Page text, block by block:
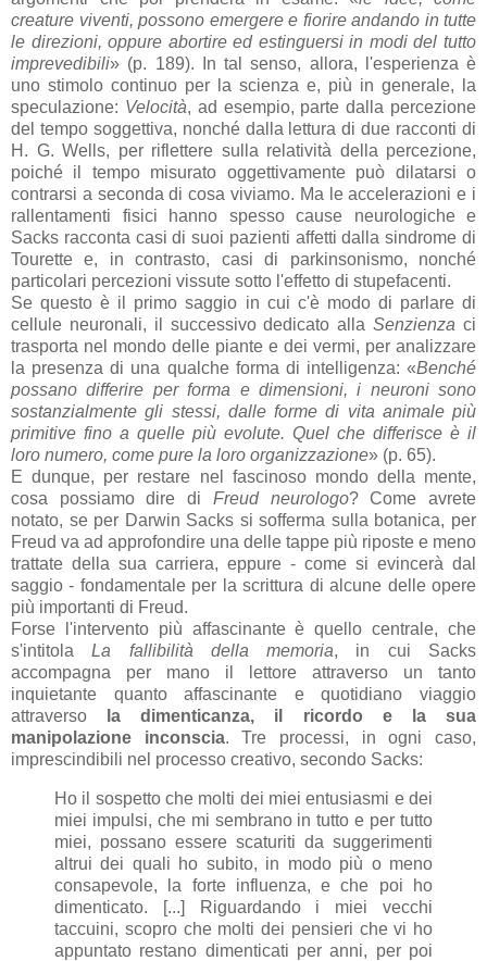
creature viventi, possono emergere e fiorire andando in tutte
le direzioni, oppure abortire ed estinguersi in modi del tutto
imprevedibili» (p. 189). In tal senso, allora, l'esperienza è
uno stimolo continuo per la scienza e, più in generale, la
speculazione: Velocità, ad esempio, parte dalla percezione
del tempo soggettiva, nonché dalla lettura di due racconti di
H. G. Wells, per riflettere sulla relatività della percezione,
poiché il tempo misurato oggettivamente può dilatarsi o
contrarsi a seconda di cosa viviamo. Ma le accelerazioni e i
rallentamenti fisici hanno spesso cause neurologiche e
Sacks racconta casi di suoi pazienti affetti dalla sindrome di
Tourette e, in contrasto, casi di parkinsonismo, nonché
particolari percezioni vissute sotto l'effetto di stupefacenti.
Se questo è il primo saggio in cui c'è modo di parlare di
cellule neuronali, il successivo dedicato allaSenzienza ci
trasporta nel mondo delle piante e dei vermi, per analizzare
la presenza di una qualche forma di intelligenza: «Benché
possano differire per forma e dimensioni, i neuroni sono
sostanzialmente gli stessi, dalle forme di vita animale più
primitive fino a quelle più evolute. Quel che differisce è il
loro numero, come pure la loro organizzazione» (p. 65).
E dunque, per restare nel fascinoso mondo della mente,
cosa possiamo dire di Freud neurologo? Come avrete
notato, se per Darwin Sacks si sofferma sulla botanica, per
Freud va ad approfondire una delle tappe più riposte e meno
trattate della sua carriera, eppure - come si evincerà dal
saggio - fondamentale per la scrittura di alcune delle opere
più importanti di Freud.
Forse l'intervento più affascinante è quello centrale, che
s'intitolaLa fallibilità della memoria, in cui Sacks
accompagna per mano il lettore attraverso un tanto
inquietante quanto affascinante e quotidiano viaggio
attraverso
la dimenticanza, il ricordo e la sua
manipolazione inconscia. Tre processi, in ogni caso,
imprescindibili nel processo creativo, secondo Sacks:
Ho il sospetto che molti dei miei entusiasmi e dei
miei impulsi, che mi sembrano in tutto e per tutto
miei, possano essere scaturiti da suggerimenti
altrui dei quali ho subito, in modo più o meno
consapevole, la forte influenza, e che poi ho
dimenticato. [...] Riguardando i miei vecchi
taccuini, scopro che molti dei pensieri che vi ho
appuntato restano dimenticati per anni, per poi